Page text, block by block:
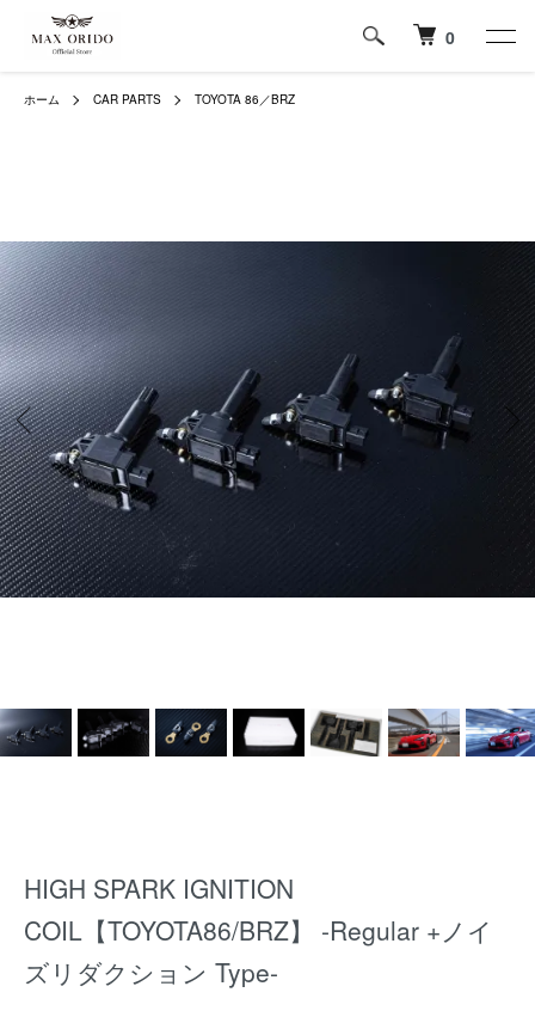
0
ホーム CAR PARTS TOYOTA 86／BRZ
HIGH SPARK IGNITION
COIL【TOYOTA86/BRZ】 -Regular +ノイ
ズリダクション Type-